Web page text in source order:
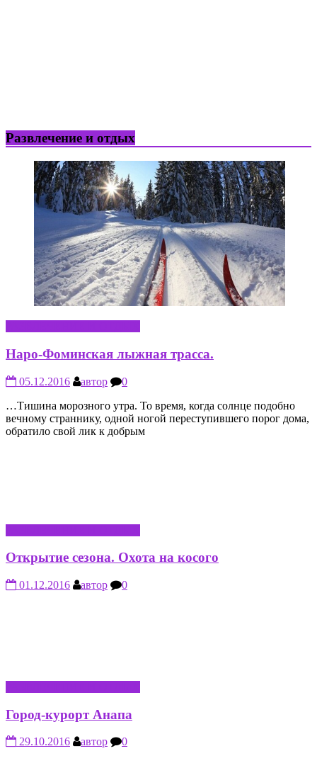
Развлечение и отдых
Наро-Фоминская лыжная трасса.
05.12.2016 автор
0
…Тишина морозного утра. То время, когда солнце подобно
вечному страннику, одной ногой переступившего порог дома,
обратило свой лик к добрым
Открытие сезона. Охота на косого
01.12.2016 автор 0
Город-курорт Анапа
29.10.2016 автор 0